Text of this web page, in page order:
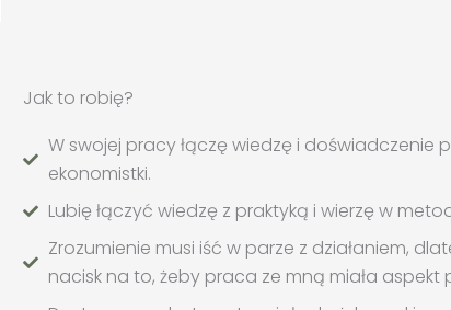
Jak to robię?
W swojej pracy łączę wiedzę i doświadczenie
ekonomistki.
Lubię łączyć wiedzę z praktyką i wierzę w
Zrozumienie musi iść w parze z działaniem,
nacisk na to, żeby praca ze mną miała aspekt